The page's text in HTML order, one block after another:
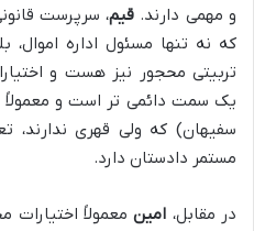
و مهمی دارند. قیم، سرپرست
که نه تنها مسئول اداره
تربیتی محجور نیز هست و
یک سمت دائمی تر است و معمولاً
سفیهان) که ولی قهری ندارند،
مستمر دادستان دارد.
در مقابل، امینمعمولاً اختیارات